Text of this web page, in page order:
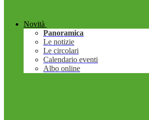
Novità
Panoramica
Le notizie
Le circolari
Calendario eventi
Albo online